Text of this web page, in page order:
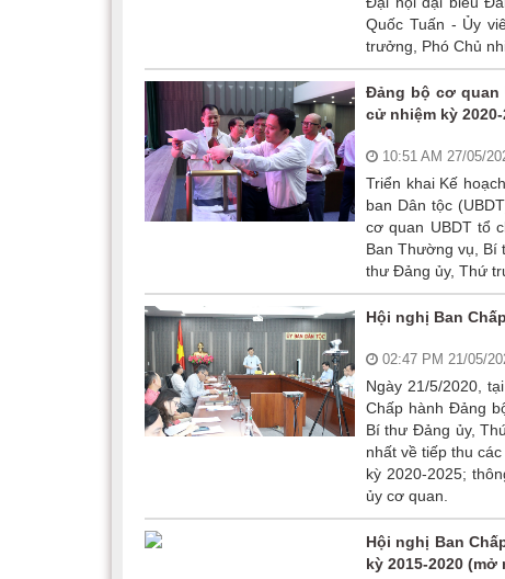
Quốc Tuấn - Ủy
trưởng, Phó Chủ
Đảng bộ cơ quan
cử nhiệm kỳ 2020-
10:51 AM 27/05/
Triển khai Kế
ban Dân tộc
cơ quan UBDT tổ
Ban Thường vụ, Bí
thư Đảng ủy, Thứ
Hội nghị Ban
02:47 PM 21/05/
Ngày 21/5/2020,
Chấp hành Đảng
Bí thư Đảng ủy,
nhất về tiếp thu
kỳ 2020-2025;
ủy cơ quan.
Hội nghị Ban
kỳ 2015-2020 (mở